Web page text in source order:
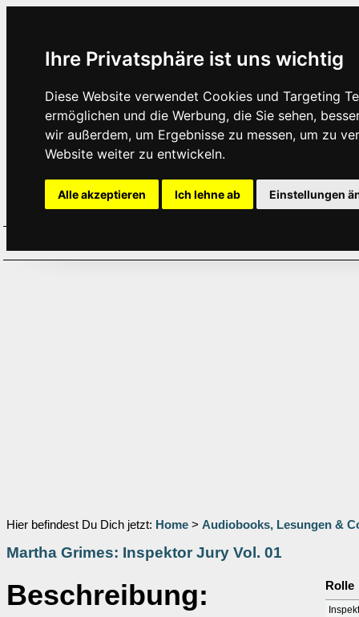
Ihre Privatsphäre ist uns wichtig
Diese Website verwendet Cookies und Targeting
ermöglichen und die Werbung, die Sie sehen,
wir außerdem, um Ergebnisse zu messen, um zu
Website weiter zu entwickeln.
Alle akzeptieren Ich lehne ab Einstellungen
Hier befindest Du Dich jetzt: Home > Audiobooks, Lesungen &
Martha Grimes: Inspektor Jury Vol. 01
Beschreibung: Rolle